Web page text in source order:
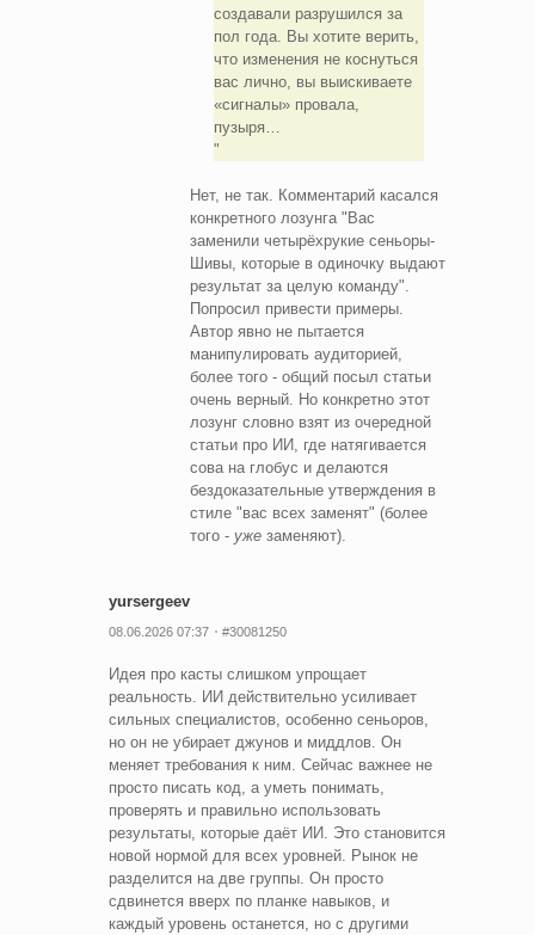
создавали разрушился за
пол года. Вы хотите верить,
что изменения не коснуться
вас лично, вы выискиваете
«сигналы» провала,
пузыря…
Нет, не так. Комментарий касался
конкретного лозунга "Вас
заменили четырёхрукие сеньоры-
Шивы, которые в одиночку выдают
результат за целую команду".
Попросил привести примеры.
Автор явно не пытается
манипулировать аудиторией,
более того - общий посыл статьи
очень верный. Но конкретно этот
лозунг словно взят из очередной
статьи про ИИ, где натягивается
сова на глобус и делаются
бездоказательные утверждения в
стиле "вас всех заменят" (более
того - уже заменяют).
yursergeev
08.06.2026 07:37 #30081250
Идея про касты слишком упрощает
реальность. ИИ действительно усиливает
сильных специалистов, особенно сеньоров,
но он не убирает джунов и миддлов. Он
меняет требования к ним. Сейчас важнее не
просто писать код, а уметь понимать,
проверять и правильно использовать
результаты, которые даёт ИИ. Это становится
новой нормой для всех уровней. Рынок не
разделится на две группы. Он просто
сдвинется вверх по планке навыков, и
каждый уровень останется, но с другими